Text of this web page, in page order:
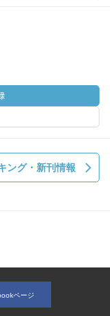
ング・新刊情報
ページ